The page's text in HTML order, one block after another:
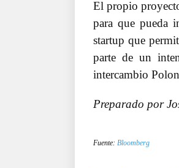
El propio
para que pueda
startup que
parte de un
intercambio
Preparado por
Fuente: Bloomberg